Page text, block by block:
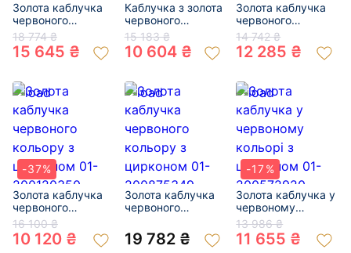
Золота каблучка
червоного
кольору з
цирконом 01-
200379273
18 774 ₴
15 645 ₴
Каблучка з золота
червоного
кольору з
цирконом 01-
200335121
15 183 ₴
10 604 ₴
Золота каблучка
червоного
кольору з
цирконом 01-
200799756
14 742 ₴
12 285 ₴
-37%
Золота каблучка
червоного
кольору з
цирконом 01-
200120350
16 100 ₴
10 120 ₴
Золота каблучка
червоного
цирконом 01-
200875349
19 782 ₴
-17%
Золота каблучка у
червоному
кольорі з
цирконом 01-
200572920
13 986 ₴
11 655 ₴